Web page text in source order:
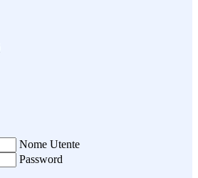
Nome Utente
Password